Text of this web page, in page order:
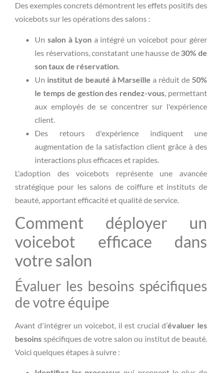
Des exemples concrets démontrent les effets positifs des
voicebots sur les opérations des salons :
Un salon à Lyona intégré un voicebot pour gérer
les réservations, constatant une hausse de 30% de
son taux de réservation
Un institut de beauté à Marseille a réduit de 50%
le temps de gestion des rendez-vous , permettant
aux employés de se concentrer sur l'expérience
client.
Des retours d'expérience indiquent une
augmentation de la satisfaction client grâce à des
interactions plus efficaces et rapides.
L'adoption des voicebots représente une avancée
stratégique pour les salons de coiffure et instituts de
beauté, apportant efficacité et qualité de service.
Comment déployer un
voicebot efficace dans
votre salon
Évaluer les besoins spécifiques
de votre équipe
Avant d'intégrer un voicebot, il est crucial d’évaluer les
besoins spécifiques de votre salon ou institut de beauté.
Voici quelques étapes à suivre :